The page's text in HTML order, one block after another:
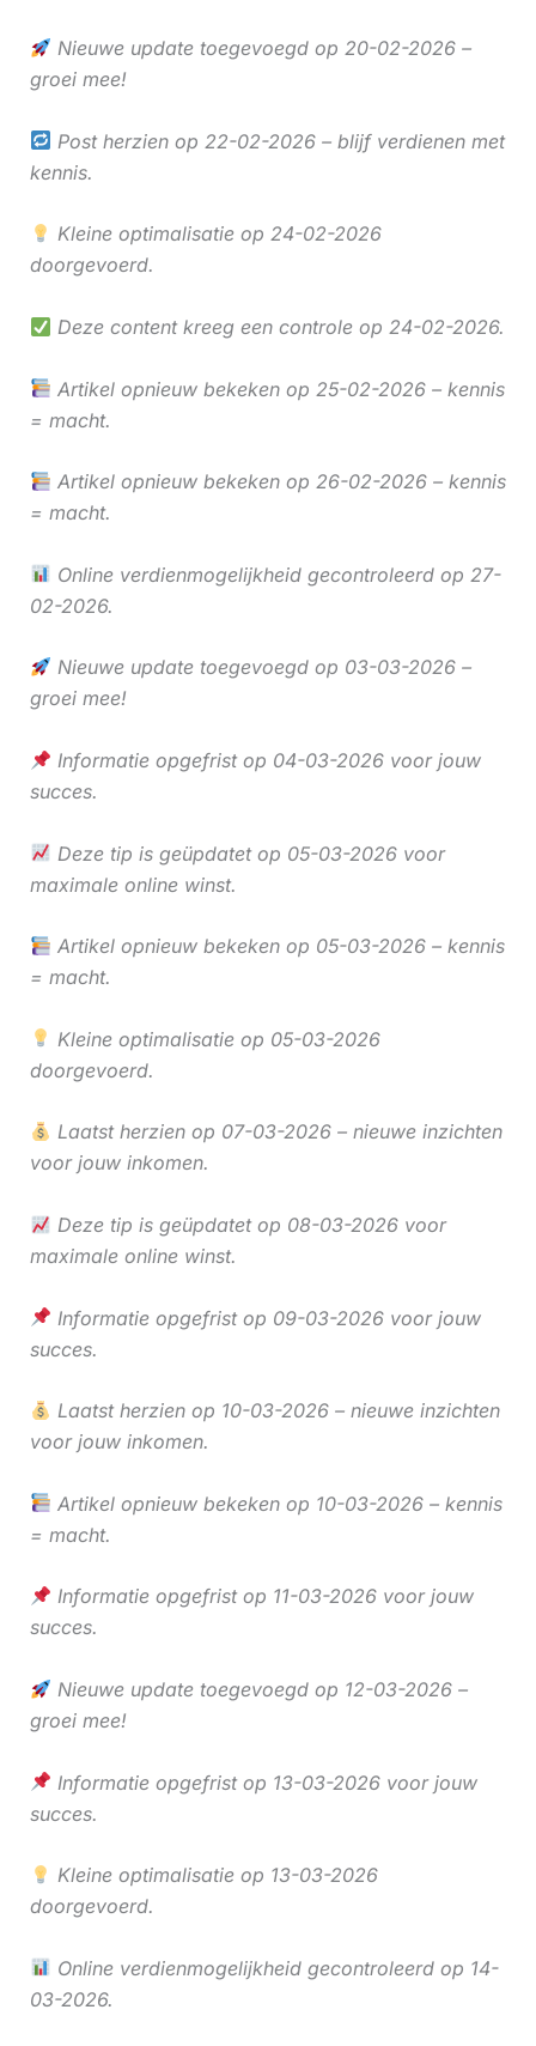
Nieuwe update toegevoegd op 20-02-2026 –
groei mee!
Post herzien op 22-02-2026 – blijf verdienen met
kennis.
Kleine optimalisatie op 24-02-2026
doorgevoerd.
Deze content kreeg een controle op 24-02-2026.
Artikel opnieuw bekeken op 25-02-2026 – kennis
= macht.
Artikel opnieuw bekeken op 26-02-2026 – kennis
= macht.
Online verdienmogelijkheid gecontroleerd op 27-
02-2026.
Nieuwe update toegevoegd op 03-03-2026 –
groei mee!
Informatie opgefrist op 04-03-2026 voor jouw
succes.
Deze tip is geüpdatet op 05-03-2026 voor
maximale online winst.
Artikel opnieuw bekeken op 05-03-2026 – kennis
= macht.
Kleine optimalisatie op 05-03-2026
doorgevoerd.
Laatst herzien op 07-03-2026 – nieuwe inzichten
voor jouw inkomen.
Deze tip is geüpdatet op 08-03-2026 voor
maximale online winst.
Informatie opgefrist op 09-03-2026 voor jouw
succes.
Laatst herzien op 10-03-2026 – nieuwe inzichten
voor jouw inkomen.
Artikel opnieuw bekeken op 10-03-2026 – kennis
= macht.
Informatie opgefrist op 11-03-2026 voor jouw
succes.
Nieuwe update toegevoegd op 12-03-2026 –
groei mee!
Informatie opgefrist op 13-03-2026 voor jouw
succes.
Kleine optimalisatie op 13-03-2026
doorgevoerd.
Online verdienmogelijkheid gecontroleerd op 14-
03-2026.